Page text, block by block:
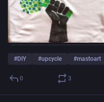
#DIY #upcycle #mastoart
0 3